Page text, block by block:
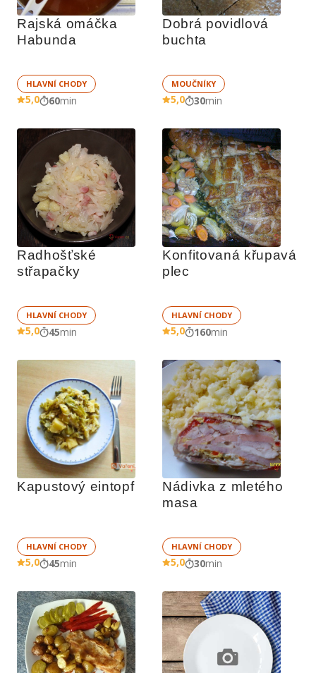
Rajská omáčka
Habunda
HLAVNÍ CHODY
5,0 60min
Dobrá povidlová
buchta
MOUČNÍKY
5,0 30min
Radhošťské
střapačky
HLAVNÍ CHODY
5,0 45min
Konfitovaná křupavá
plec
HLAVNÍ CHODY
5,0 160min
Kapustový eintopf
HLAVNÍ CHODY
5,0 45min
Nádivka z mletého
masa
HLAVNÍ CHODY
5,0 30min